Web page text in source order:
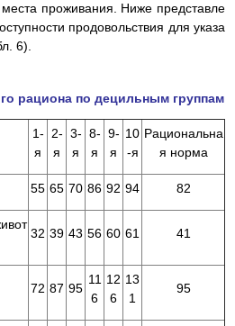
проживания. Ниже представле
продовольствия для указа
6).
рациона по децильным группам
1-
я
2-
я
3-
я
8-
я
9-
я
10
-я
Рациональна
я норма
55 65 70 86 92 94 82
32 39 43 56 60 61 41
72 87 95
11
6
12
6
13
1
95